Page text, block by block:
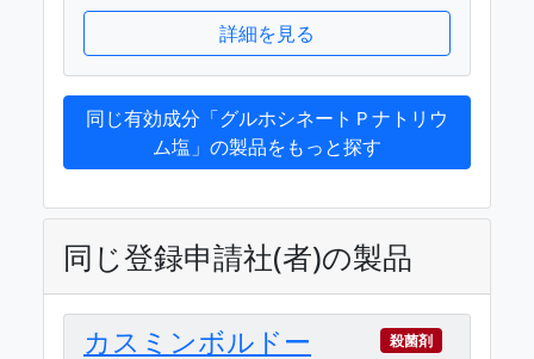
詳細を見る
同じ有効成分「グルホシネートＰナトリウ
ム塩」の製品をもっと探す
同じ登録申請社(者)の製品
カスミンボルドー 殺菌剤